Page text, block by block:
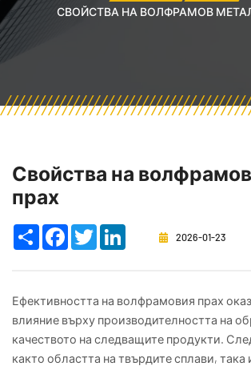
СВОЙСТВА НА ВОЛФРАМОВ
Свойства на
прах
Share FacebookTwitter LinkedIn
2026-01-23
Ефективността на волфрамовия прах
влияние върху производителността на
качеството на следващите продукти.
както областта на твърдите сплави, така